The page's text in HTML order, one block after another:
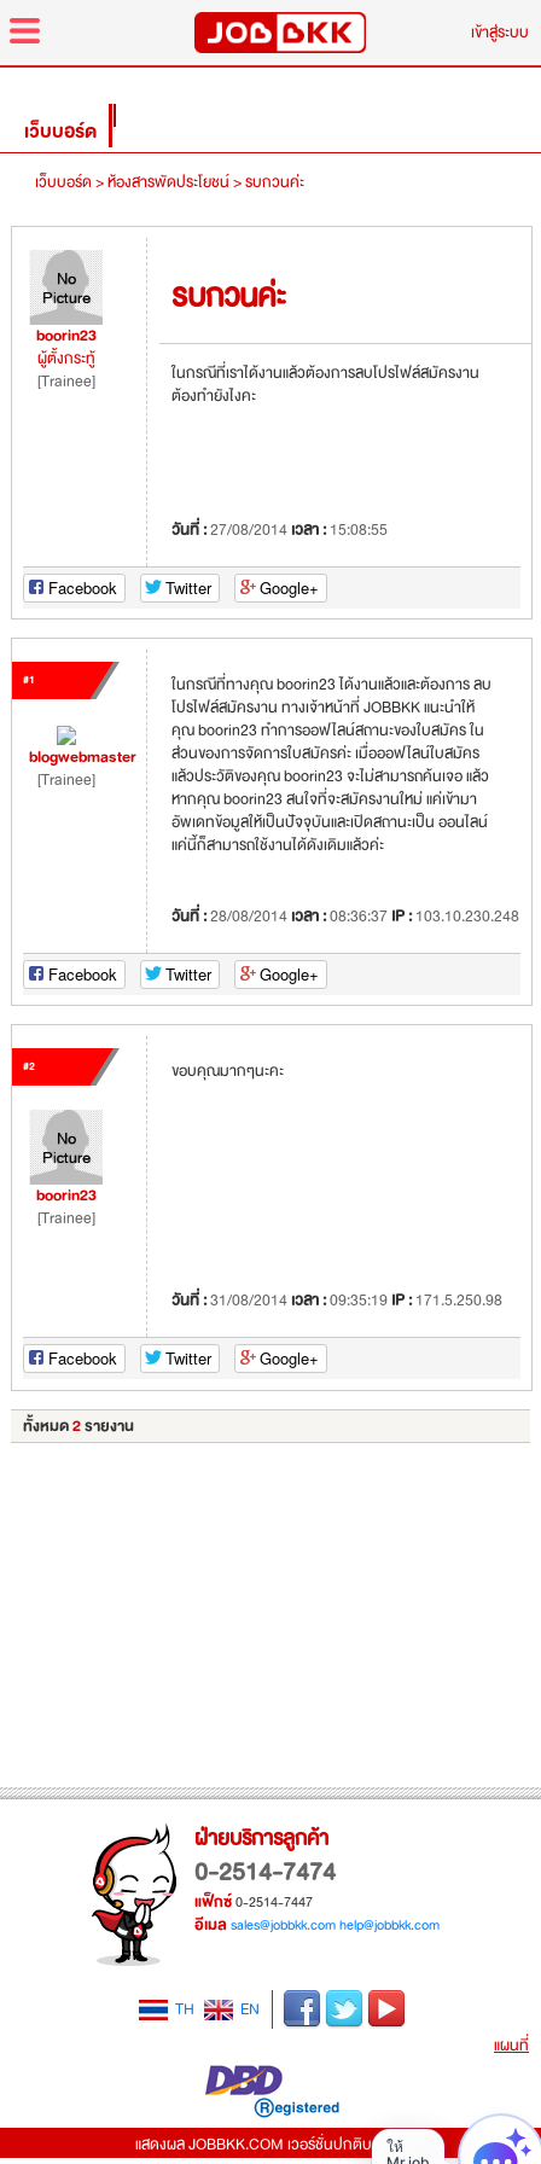
menu
เข้าสู่ระบบ
เว็บบอร์ด
เว็บบอร์ด >ห้องสารพัดประโยชน์ >รบกวนค่ะ
boorin23
ผู้ตั้งกระทู้
[Trainee]
รบกวนค่ะ
ในกรณีที่เราได้งานแล้วต้องการลบโปรไฟล์สมัครงาน
ต้องทำยังไงคะ
วันที่ :27/08/2014เวลา :15:08:55
Facebook Twitter Google+
#1
blogwebmaster
[Trainee]
ในกรณีที่ทางคุณ boorin23 ได้งานแล้วและต้องการ ลบ
โปรไฟล์สมัครงาน ทางเจ้าหน้าที่ JOBBKK แนะนำให้
คุณ boorin23 ทำการออฟไลน์สถานะของใบสมัคร ใน
ส่วนของการจัดการใบสมัครค่ะ เมื่อออฟไลน์ใบสมัคร
แล้วประวัติของคุณ boorin23 จะไม่สามารถค้นเจอ แล้ว
หากคุณ boorin23 สนใจที่จะสมัครงานใหม่ แค่เข้ามา
อัพเดทข้อมูลให้เป็นปัจจุบันและเปิดสถานะเป็น ออนไลน์
แค่นี้ก็สามารถใช้งานได้ดังเดิมแล้วค่ะ
วันที่ :28/08/2014เวลา :08:36:37IP :103.10.230.248
Facebook Twitter Google+
#2
boorin23
[Trainee]
ขอบคุณมากๆนะคะ
วันที่ :31/08/2014เวลา :09:35:19IP :171.5.250.98
Facebook Twitter Google+
ทั้งหมด2รายงาน
ฝ่ายบริการลูกค้า
0-2514-7474
แฟ็กซ์0-2514-7447
อีเมล sales@jobbkk.comhelp@jobbkk.com
TH
EN
แผนที่
แสดงผล JOBBKK.COM เวอร์ชั่นปกติบน PC